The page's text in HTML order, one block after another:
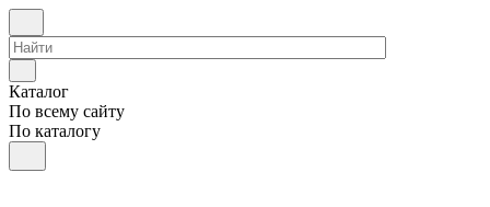
Каталог
По всему сайту
По каталогу